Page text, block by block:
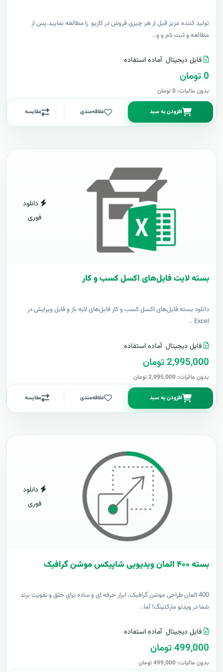
توليد کننده عزيز قبل از هر چیزی فروش در کازیو را مطالعه نمایید.پس از
مطالعه و ثبت نام و و..
فایل دیجیتال آماده استفاده
0 تومان
بدون مالیات: 0 تومان
افزودن به سبد علاقه‌مندی مقایسه
دانلود
فوری
بسته لایت فایل‌های اکسل کسب و کار
دانلود بسته فایل‌های اکسل کسب و کار فایل‌های لایه باز و قابل ویرایش در
Excel ..
فایل دیجیتال آماده استفاده
2,995,000 تومان
بدون مالیات: 2,995,000 تومان
افزودن به سبد علاقه‌مندی مقایسه
دانلود
فوری
بسته ۴۰۰ المان ویدیویی شاپیکس موشن گرافیک
400 المان طراحی موشن گرافیک، ابزار حرفه ای و ساده برای خلق و تقویت برند
شما در ویدئو مارکتینگ! آما..
فایل دیجیتال آماده استفاده
499,000 تومان
بدون مالیات: 499,000 تومان